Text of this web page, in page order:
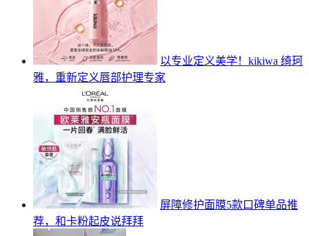
以专业定义美学！kikiwa 绮珂
雅，重新定义唇部护理专家
屏障修护面膜5款口碑单品推
荐，和卡粉起皮说拜拜